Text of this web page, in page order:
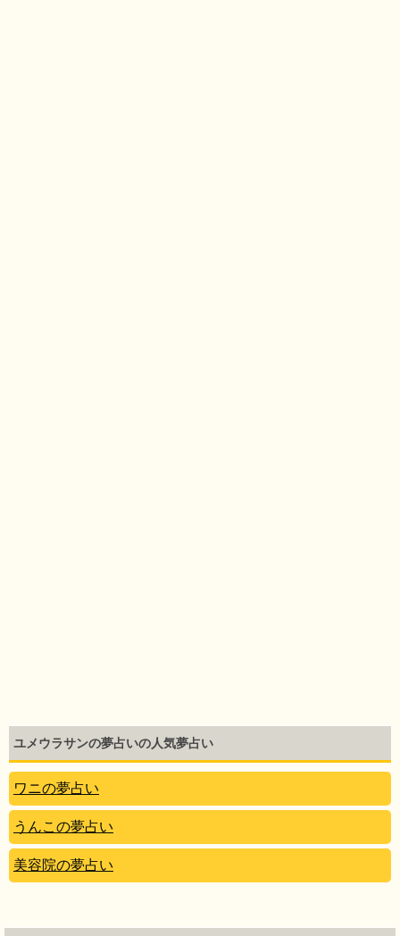
ユメウラサンの夢占いの人気夢占い
ワニの夢占い
うんこの夢占い
美容院の夢占い